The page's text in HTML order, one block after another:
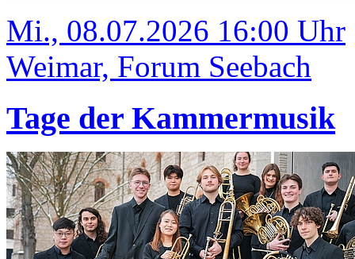
Mi., 08.07.2026 16:00 Uhr
Weimar, Forum Seebach
Tage der Kammermusik